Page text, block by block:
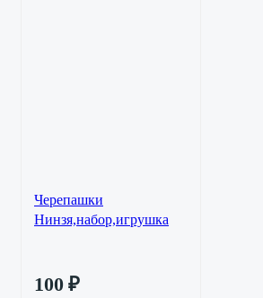
Черепашки
Нинзя,набор,игрушка
100 ₽